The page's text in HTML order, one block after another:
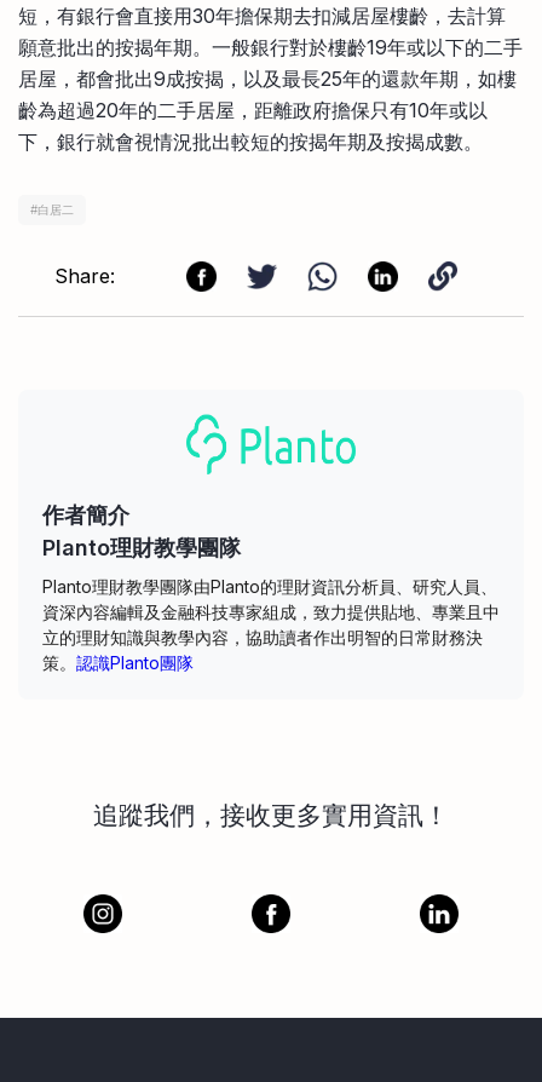
短，有銀行會直接用30年擔保期去扣減居屋樓齡，去計算
願意批出的按揭年期。一般銀行對於樓齡19年或以下的二手
居屋，都會批出9成按揭，以及最長25年的還款年期，如樓
齡為超過20年的二手居屋，距離政府擔保只有10年或以
下，銀行就會視情況批出較短的按揭年期及按揭成數。
#白居二
Share:
作者簡介
Planto理財教學團隊
Planto理財教學團隊由Planto的理財資訊分析員、研究人員、
資深內容編輯及金融科技專家組成，致力提供貼地、專業且中
立的理財知識與教學內容，協助讀者作出明智的日常財務決
策。 認識Planto團隊
追蹤我們，接收更多實用資訊！